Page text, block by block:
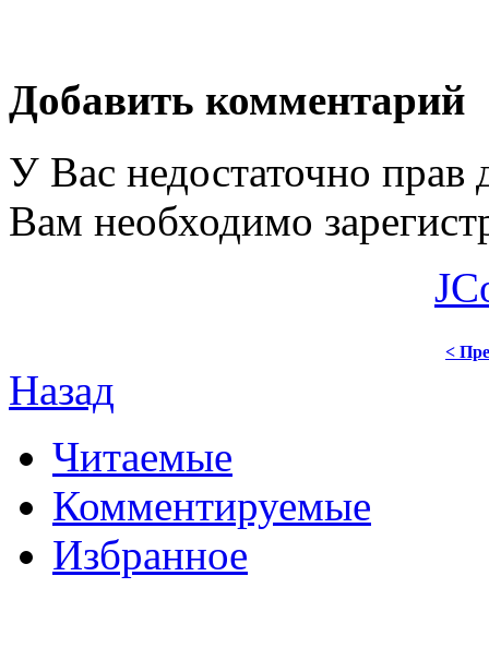
Добавить комментарий
У Вас недостаточно прав
Вам необходимо
<
Назад
Читаемые
Комментируемые
Избранное